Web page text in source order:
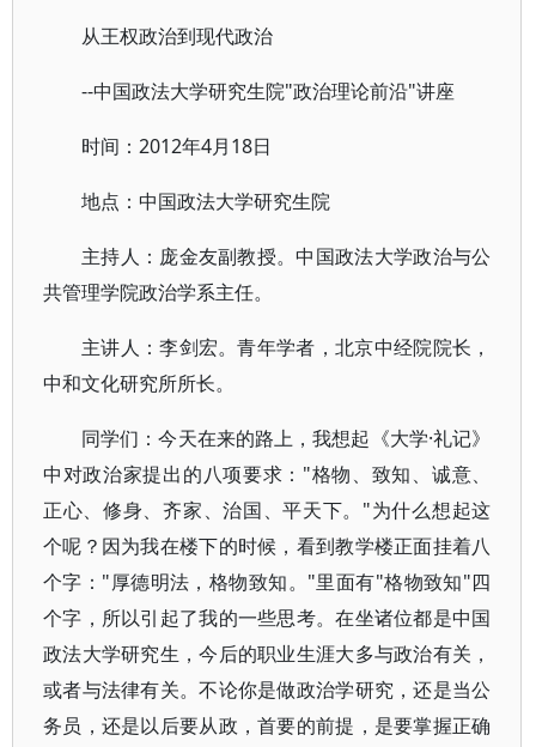
从王权政治到现代政治
--中国政法大学研究生院"政治理论前沿"讲座
时间：2012年4月18日
地点：中国政法大学研究生院
主持人：庞金友副教授。中国政法大学政治与公
共管理学院政治学系主任。
主讲人：李剑宏。青年学者，北京中经院院长，
中和文化研究所所长。
同学们：今天在来的路上，我想起《大学·礼记》
中对政治家提出的八项要求："格物、致知、诚意、
正心、修身、齐家、治国、平天下。"为什么想起这
个呢？因为我在楼下的时候，看到教学楼正面挂着八
个字："厚德明法，格物致知。"里面有"格物致知"四
个字，所以引起了我的一些思考。在坐诸位都是中国
政法大学研究生，今后的职业生涯大多与政治有关，
或者与法律有关。不论你是做政治学研究，还是当公
务员，还是以后要从政，首要的前提，是要掌握正确